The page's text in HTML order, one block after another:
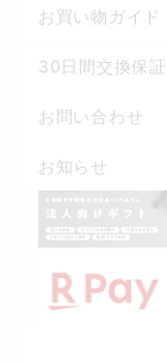
お買い物ガイド
30日間交換保証
お問い合わせ
お知らせ